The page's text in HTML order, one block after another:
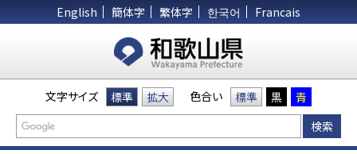
English 簡体字 繁体字 한국어 Francais
文字サイズ 標準 拡大 色合い 標準 黒 青